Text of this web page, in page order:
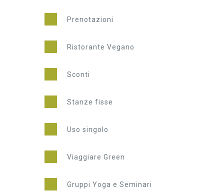
Prenotazioni
Ristorante Vegano
Sconti
Stanze fisse
Uso singolo
Viaggiare Green
Gruppi Yoga e Seminari